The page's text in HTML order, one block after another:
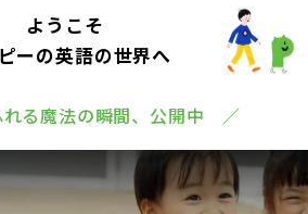
ようこそ
ーの英語の世界へ
れる魔法の瞬間、公開中 ／